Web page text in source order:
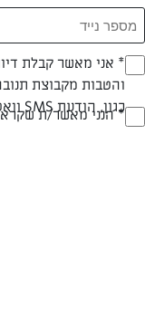
0 מאמרים
(חובה)* אני מאשר קבלת
והטבות מקבוצת
כגון, הודעת SMS וואטסאפ, מייל(חובה)
* הנני מאשר/ת